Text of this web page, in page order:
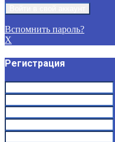
Вспомнить пароль?
X
Регистрация